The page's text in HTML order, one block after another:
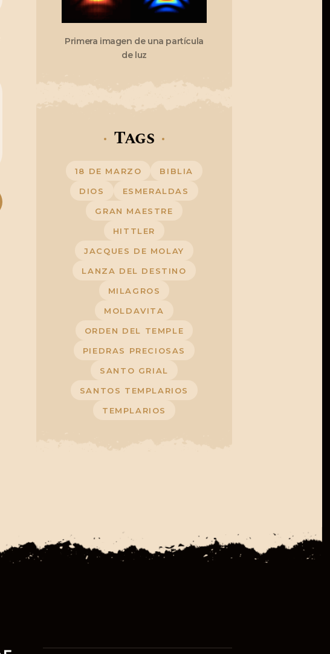
Primera imagen de una partícula
de luz
Tags
18 DE MARZO BIBLIA
DIOS ESMERALDAS
GRAN MAESTRE
HITTLER
JACQUES DE MOLAY
LANZA DEL DESTINO
MILAGROS
MOLDAVITA
ORDEN DEL TEMPLE
PIEDRAS PRECIOSAS
SANTO GRIAL
SANTOS TEMPLARIOS
TEMPLARIOS